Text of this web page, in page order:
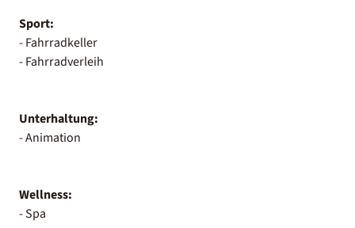
Sport:
- Fahrradkeller
- Fahrradverleih
Unterhaltung:
- Animation
Wellness:
- Spa